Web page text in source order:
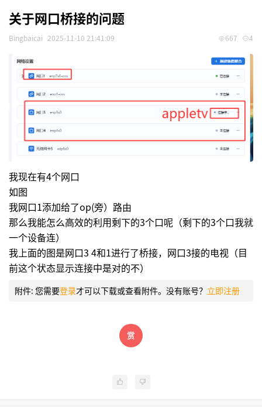
关于网口桥接的问题
Bingbaicai 2025-11-10 21:41:09 667 4
我现在有4个网口
如图
我网口1添加给了op(旁）路由
那么我能怎么高效的利用剩下的3个口呢（剩下的3个口我就
一个设备连）
我上面的图是网口3 4和1进行了桥接，网口3接的电视（目
前这个状态显示连接中是对的不）
附件: 您需要登录才可以下载或查看附件。没有账号？ 立即注册